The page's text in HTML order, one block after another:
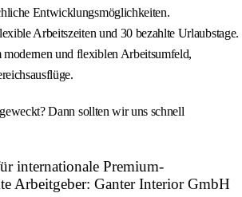
Entwicklungsmöglichkeiten.
Arbeitszeiten und 30 bezahlte Urlaubstage.
und flexiblen Arbeitsumfeld,
Dann sollten wir uns schnell
internationale Premium-
Arbeitgeber: Ganter Interior GmbH